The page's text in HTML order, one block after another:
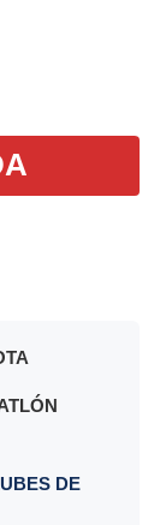
DE